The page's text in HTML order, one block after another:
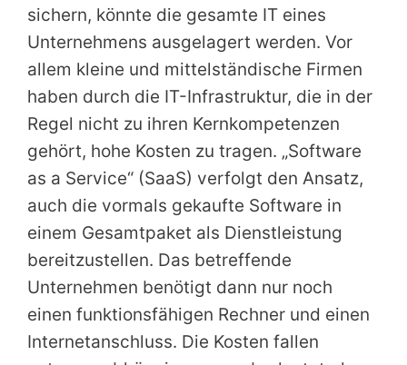
sichern, könnte die gesamte IT eines
Unternehmens ausgelagert werden. Vor
allem kleine und mittelständische Firmen
haben durch die IT-Infrastruktur, die in der
Regel nicht zu ihren Kernkompetenzen
gehört, hohe Kosten zu tragen. „Software
as a Service“ (SaaS) verfolgt den Ansatz,
auch die vormals gekaufte Software in
einem Gesamtpaket als Dienstleistung
bereitzustellen. Das betreffende
Unternehmen benötigt dann nur noch
einen funktionsfähigen Rechner und einen
Internetanschluss. Die Kosten fallen